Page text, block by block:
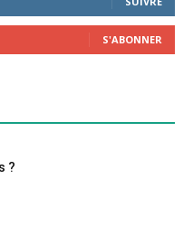
S'ABONNER
?